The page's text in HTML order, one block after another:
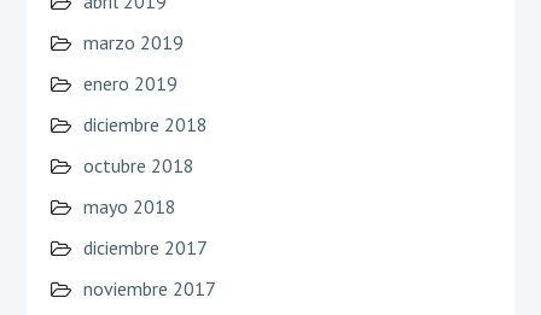
marzo 2019
enero 2019
diciembre 2018
octubre 2018
mayo 2018
diciembre 2017
noviembre 2017